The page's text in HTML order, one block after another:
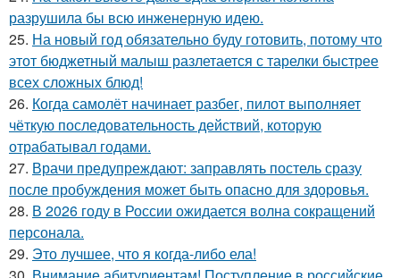
разрушила бы всю инженерную идею.
25. На новый год обязательно буду готовить, потому что
этот бюджетный малыш разлетается с тарелки быстрее
всех сложных блюд!
26. Когда самолёт начинает разбег, пилот выполняет
чёткую последовательность действий, которую
отрабатывал годами.
27. Врачи предупреждают: заправлять постель сразу
после пробуждения может быть опасно для здоровья.
28. В 2026 году в России ожидается волна сокращений
персонала.
29. Это лучшее, что я когда-либо ела!